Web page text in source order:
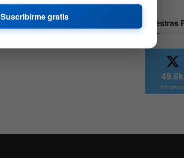
Nuestras
49.6k
Followers
Suscribirme gratis